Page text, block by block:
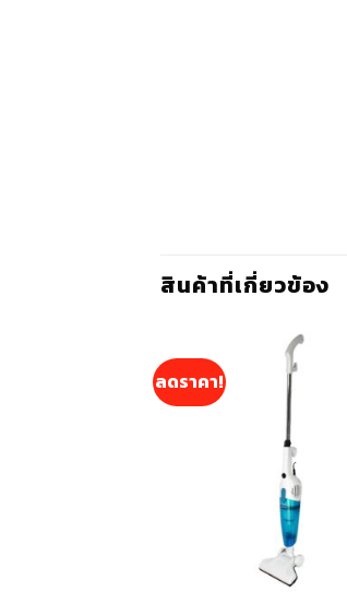
สินค้าที่เกี่ยวข้อง
ลดราคา!